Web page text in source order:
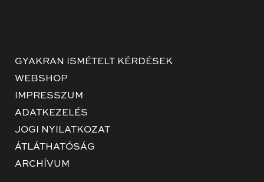
GYAKRAN ISMÉTELT KÉRDÉSEK
WEBSHOP
IMPRESSZUM
ADATKEZELÉS
JOGI NYILATKOZAT
ÁTLÁTHATÓSÁG
ARCHÍVUM